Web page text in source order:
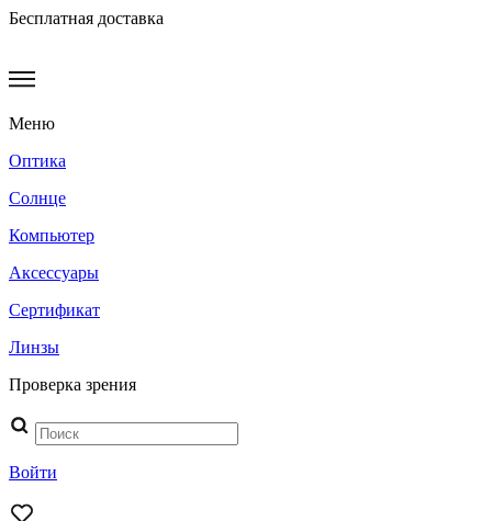
Бесплатная доставка
Меню
Оптика
Солнце
Компьютер
Аксессуары
Сертификат
Линзы
Проверка зрения
Поиск
товаров
Войти